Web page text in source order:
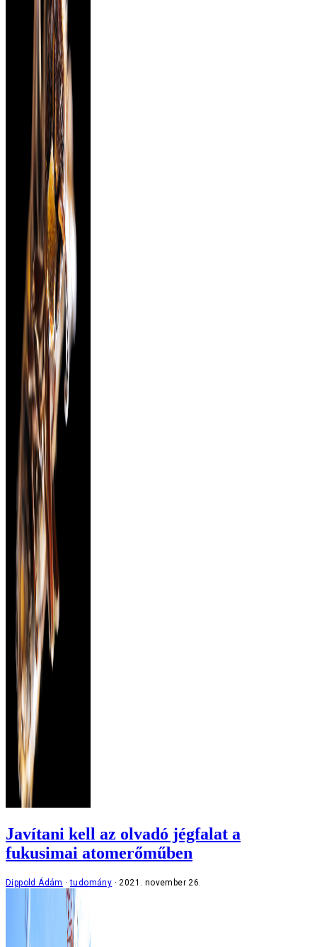
Javítani kell az olvadó jégfalat a
fukusimai atomerőműben
Dippold Ádám tudomány 2021. november 26.